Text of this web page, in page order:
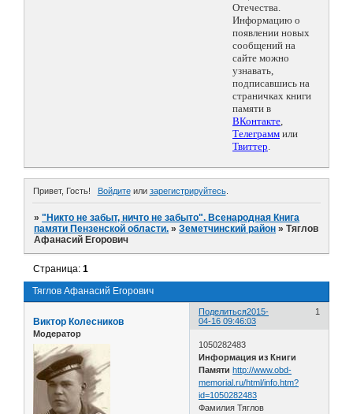
Отечества.
Информацию о
появлении новых
сообщений на
сайте можно
узнавать,
подписавшись на
страничках книги
памяти в
ВКонтакте,
Телеграмм или
Твиттер.
Привет, Гость! Войдитеили зарегистрируйтесь.
»"Никто не забыт, ничто не забыто". Всенародная Книга
памяти Пензенской области. »Земетчинский район »Тяглов
Афанасий Егорович
Тяглов Афанасий Егорович
Страница:1
Поделиться 1
2015-
04-16 09:46:03
Виктор Колесников
Модератор
1050282483
Информация из Книги
Памятиhttp://www.obd-
memorial.ru/html/info.htm?
id=1050282483
Фамилия Тяглов